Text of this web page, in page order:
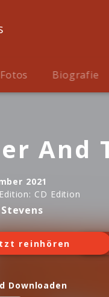
Fotos Biografie
And
2021
CD Edition
reinhören
Downloaden